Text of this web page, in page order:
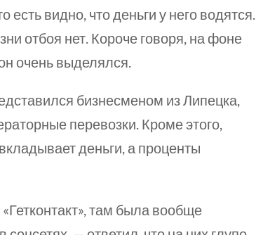
есть видно, что деньги у него водятся.
отбоя нет. Короче говоря, на фоне
очень выделялся.
бизнесменом из Липецка,
перевозки. Кроме этого,
деньги, а проценты
там была вообще